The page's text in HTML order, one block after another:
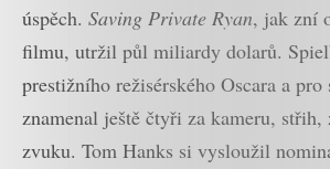
úspěch. Saving Private Ryan, jak zní
filmu, utržil půl miliardy dolarů.
prestižního režisérského Oscara a pro
znamenal ještě čtyři za kameru,
zvuku. Tom Hanks si vysloužil